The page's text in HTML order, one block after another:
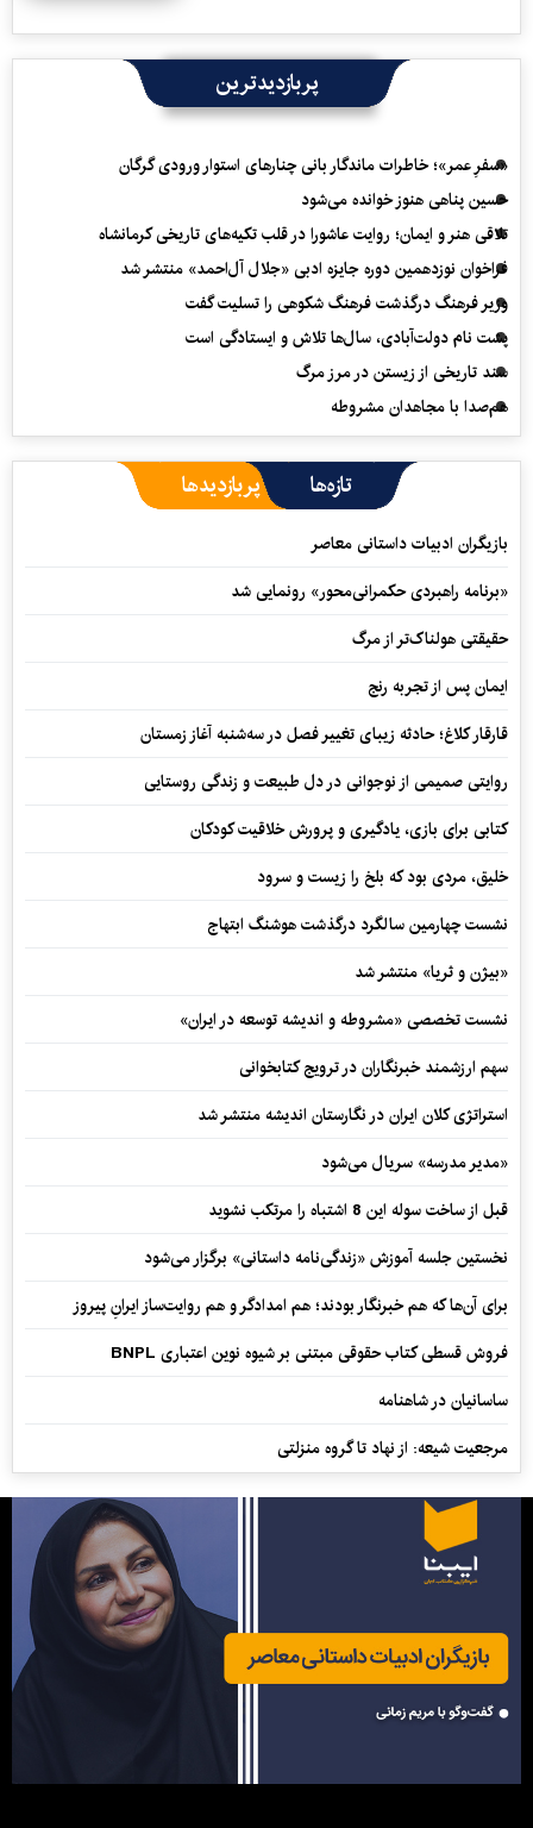
پربازدیدترین
«سفرِ عمر»؛ خاطرات ماندگار بانی چنارهای استوار ورودی گرگان
حسین پناهی هنوز خوانده می‌شود
تلاقی هنر و ایمان؛ روایت عاشورا در قلب تکیه‌های تاریخی کرمانشاه
فراخوان نوزدهمین دوره جایزه ادبی «جلال آل‌احمد» منتشر شد
وزیر فرهنگ درگذشت فرهنگ شکوهی را تسلیت گفت
پشت نام دولت‌آبادی، سال‌ها تلاش و ایستادگی است
سند تاریخی از زیستن در مرز مرگ
هم‌صدا با مجاهدان مشروطه
تازه‌ها پربازدیدها
بازیگران ادبیات داستانی معاصر
«برنامه راهبردی حکمرانی‌محور» رونمایی شد
حقیقتی هولناک‌تر از مرگ
ایمان پس از تجربه رنج
قارقار کلاغ؛ حادثه زیبای تغییر فصل در سه‌شنبه آغاز زمستان
روایتی صمیمی از نوجوانی در دل طبیعت و زندگی روستایی
کتابی برای بازی، یادگیری و پرورش خلاقیت کودکان
خلیق، مردی بود که بلخ را زیست و سرود
نشست چهارمین سالگرد درگذشت هوشنگ ابتهاج
«بیژن و ثریا» منتشر شد
نشست تخصصی «مشروطه و اندیشه توسعه در ایران»
سهم ارزشمند خبرنگاران در ترویج کتابخوانی
استراتژی کلان ایران در نگارستان اندیشه منتشر شد
«مدیر مدرسه» سریال می‌شود
قبل از ساخت سوله این 8 اشتباه را مرتکب نشوید
نخستین جلسه آموزش «زندگی‌نامه‌ داستانی» برگزار می‌شود
برای آن‌ها که هم خبرنگار بودند؛ هم امدادگر و هم‌ روایت‌ساز ایرانِ پیروز
فروش قسطی کتاب حقوقی مبتنی بر شیوه نوین اعتباری BNPL
ساسانیان در شاهنامه
مرجعیت شیعه: از نهاد تا گروه منزلتی